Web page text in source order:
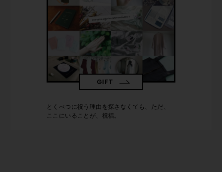
GIFT
とくべつに祝う理由を探さなくても、ただ、
ここにいることが、祝福。